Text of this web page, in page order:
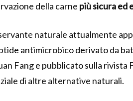
della carne più sicura ed
naturale attualmente
antimicrobico derivato da
Fang e pubblicato sulla rivista
di altre alternative naturali.